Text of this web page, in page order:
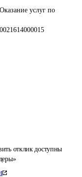
отклик доступны
Оказание услуг по